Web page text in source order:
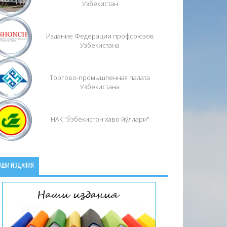
Узбекистан
Издание Федерации профсоюзов
Узбекистана
Торгово-промышленная палата
Узбекистана
НАК "Ўзбекистон хаво йўллари"
ИЗДАНИЯ